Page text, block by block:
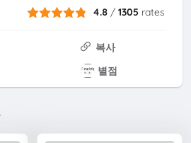
4.8 /1305 rates
복사
별점